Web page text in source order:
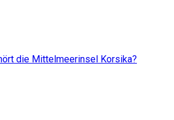
die Mittelmeerinsel Korsika?